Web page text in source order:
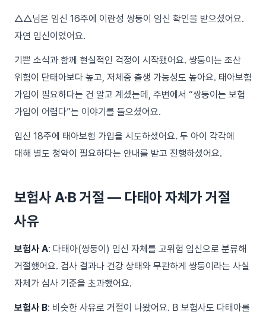
△△님은 임신 16주에 이란성 쌍둥이 임신 확인을 받으셨어요.
자연 임신이었어요.
기쁜 소식과 함께 현실적인 걱정이 시작됐어요. 쌍둥이는 조산
위험이 단태아보다 높고, 저체중 출생 가능성도 높아요. 태아보험
가입이 필요하다는 건 알고 계셨는데, 주변에서 “쌍둥이는 보험
가입이 어렵다”는 이야기를 들으셨어요.
임신 18주에 태아보험 가입을 시도하셨어요. 두 아이 각각에
대해 별도 청약이 필요하다는 안내를 받고 진행하셨어요.
보험사 A·B 거절 — 다태아 자체가 거절
사유
보험사 A: 다태아(쌍둥이) 임신 자체를 고위험 임신으로 분류해
거절했어요. 검사 결과나 건강 상태와 무관하게 쌍둥이라는 사실
자체가 심사 기준을 초과했어요.
보험사 B: 비슷한 사유로 거절이 나왔어요. B 보험사도 다태아를